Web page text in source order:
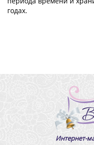
годах.
Интернет-